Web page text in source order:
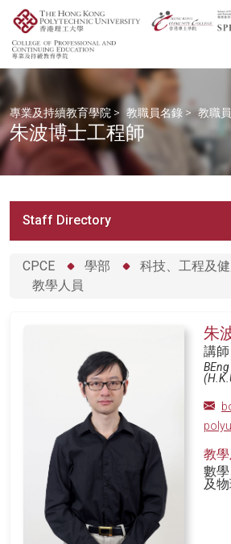
專業及持續教育學院 > 教職員名錄 > 教職員
朱波博士工程師
Staff Directory
CPCE 學部
科技、工程及
教學人員
朱
講師
教學
數
及